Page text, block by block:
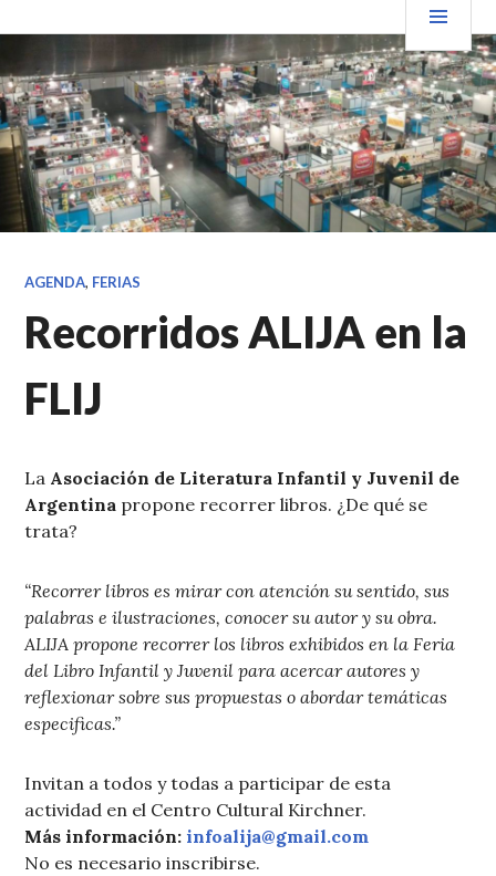
al
contenido.
VENDER+LIBROS NOTICIAS
AGENDA, FERIAS
Recorridos ALIJA en la
FLIJ
La Asociación de Literatura Infantil y Juvenil de
Argentina propone recorrer libros. ¿De qué se
trata?
“Recorrer libros es mirar con atención su sentido, sus
palabras e ilustraciones, conocer su autor y su obra.
ALIJA propone recorrer los libros exhibidos en la Feria
del Libro Infantil y Juvenil para acercar autores y
reflexionar sobre sus propuestas o abordar temáticas
especificas.”
Invitan a todos y todas a participar de esta
actividad en el Centro Cultural Kirchner.
Más información: infoalija@gmail.com
No es necesario inscribirse.